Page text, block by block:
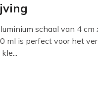
schaal van 4 cm
ml is perfect voor het